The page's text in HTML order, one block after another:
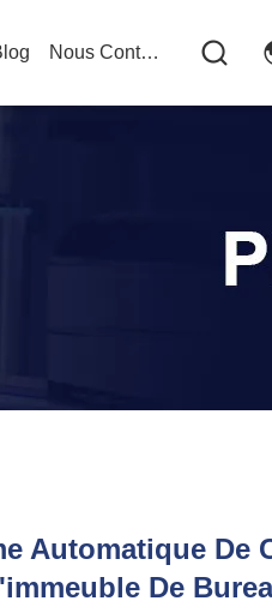
Nous Contacter
Automatique De
De